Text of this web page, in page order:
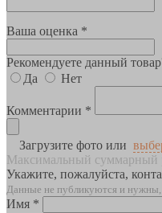
Ваша оценка *
Рекомендуете данный
Да
Нет
Комментарии *
Загрузите фото или
Максимальный суммарный
Укажите, пожалуйста,
Данные не публикуются и
Имя *